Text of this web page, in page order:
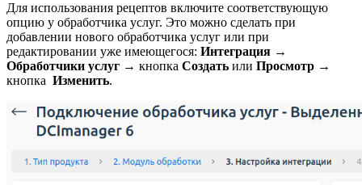
Для использования рецептов включите соответствующую
опцию у обработчика услуг. Это можно сделать при
добавлении нового обработчика услуг или при
редактировании уже имеющегося: Интеграция →
Обработчики услуг → кнопка Создать или Просмотр →
кнопка Изменить.